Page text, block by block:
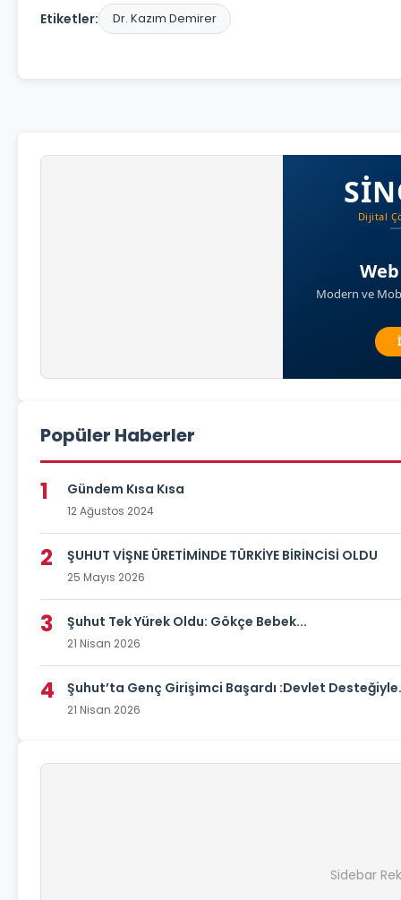
Etiketler: Dr. Kazım Demirer
Popüler Haberler
1 Gündem Kısa Kısa
12 Ağustos 2024
2 ŞUHUT VİŞNE ÜRETİMİNDE TÜRKİYE BİRİNCİSİ OLDU
25 Mayıs 2026
3 Şuhut Tek Yürek Oldu: Gökçe Bebek...
21 Nisan 2026
4 Şuhut’ta Genç Girişimci Başardı :Devlet
21 Nisan 2026
Sidebar